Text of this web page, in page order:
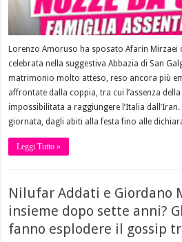
Lorenzo Amoruso ha sposato Afarin Mirzaei
celebrata nella suggestiva Abbazia di San
matrimonio molto atteso, reso ancora più
affrontate dalla coppia, tra cui l’assenza
impossibilitata a raggiungere l’Italia
giornata, dagli abiti alla festa fino alle
Leggi Tutto »
Nilufar Addati e Giordano
insieme dopo sette anni?
fanno esplodere il gossip